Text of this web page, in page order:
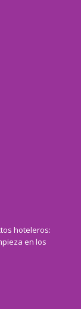
hoteleros:
en los